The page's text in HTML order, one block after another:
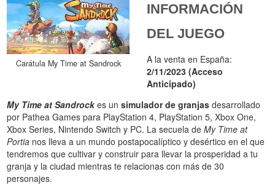
Carátula My Time at Sandrock
INFORMACIÓN
DEL JUEGO
A la venta en España:
2/11/2023 (Acceso
Anticipado)
My Time at Sandrockes unsimulador de granjas desarrollado
por Pathea Games para PlayStation 4, PlayStation 5, Xbox One,
Xbox Series, Nintendo Switch y PC. La secuela deMy Time at
Portia nos lleva a un mundo postapocalíptico y desértico en el que
tendremos que cultivar y construir para llevar la prosperidad a tu
granja y la ciudad mientras te relacionas con más de 30
personajes.